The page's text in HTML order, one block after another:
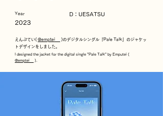
Year
2023
D：UESATSU
えんぷてい( @emptei__ )のデジタルシングル『Pale Talk』の​ジャケッ
トデザインをしました。
I designed the jacket for the digital single "Pale Talk" by Emputei (
@emptei__
).